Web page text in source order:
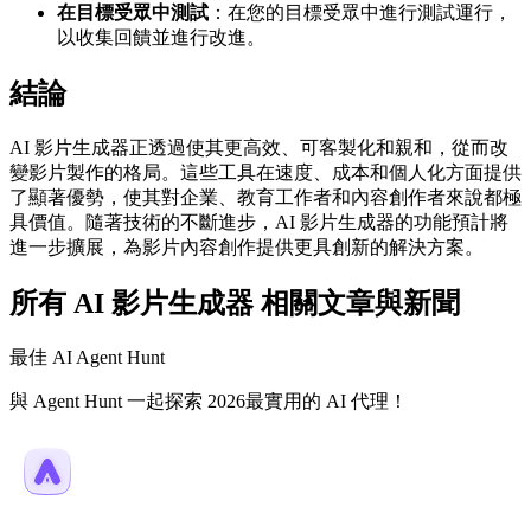
在目標受眾中測試 ：在您的目標受眾中進行測試運行，
以收集回饋並進行改進。
結論
AI 影片生成器正透過使其更高效、可客製化和親和，從而改
變影片製作的格局。這些工具在速度、成本和個人化方面提供
了顯著優勢，使其對企業、教育工作者和內容創作者來說都極
具價值。隨著技術的不斷進步，AI 影片生成器的功能預計將
進一步擴展，為影片內容創作提供更具創新的解決方案。
所有 AI 影片生成器 相關文章與新聞
最佳 AI Agent Hunt
與 Agent Hunt 一起探索 2026最實用的 AI 代理！